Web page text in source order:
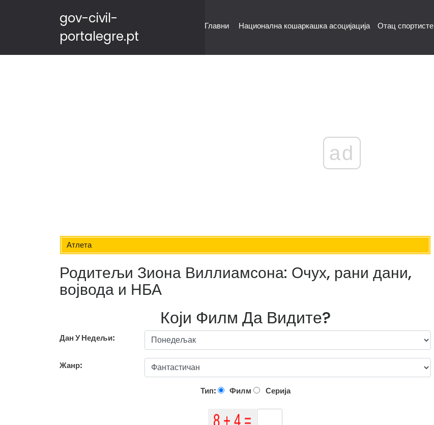
gov-civil-
portalegre.pt
Главни Национална кошаркашка асоцијација Отац спортисте
ad
Атлета
Родитељи Зиона Виллиамсона: Очух, рани дани,
војвода и НБА
Који Филм Да Видите?
Дан У Недељи:
Жанр:
Тип: Филм Серија